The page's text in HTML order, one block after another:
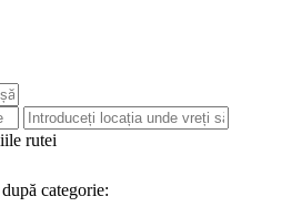
rutei
categorie: